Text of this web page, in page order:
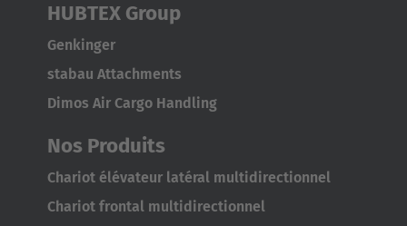
HUBTEX Group
Genkinger
stabau Attachments
Dimos Air Cargo Handling
Nos Produits
Chariot élévateur latéral multidirectionnel
Chariot frontal multidirectionnel